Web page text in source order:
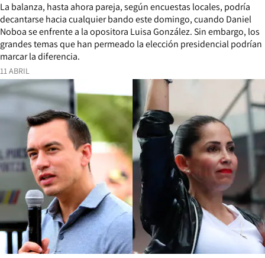
11 ABRIL
La balanza, hasta ahora pareja, según encuestas locales, podría
decantarse hacia cualquier bando este domingo, cuando Daniel
Noboa se enfrente a la opositora Luisa González. Sin embargo, los
grandes temas que han permeado la elección presidencial podrían
marcar la diferencia.